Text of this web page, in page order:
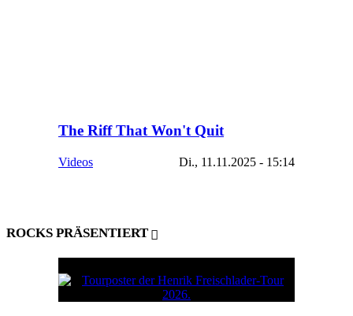
The Riff That Won't Quit
Videos Di., 11.11.2025 - 15:14
ROCKS PRÄSENTIERT